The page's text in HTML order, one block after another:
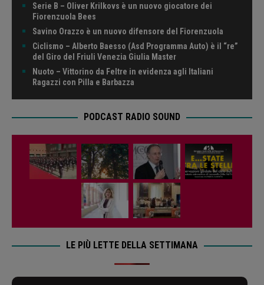
Serie B – Oliver Krilkovs è un nuovo giocatore dei
Fiorenzuola Bees
Savino Orazzo è un nuovo difensore del Fiorenzuola
Ciclismo – Alberto Baesso (Asd Programma Auto) è il “re”
del Giro del Friuli Venezia Giulia Master
Nuoto – Vittorino da Feltre in evidenza agli Italiani
Ragazzi con Pilla e Barbazza
PODCAST RADIO SOUND
LE PIÙ LETTE DELLA SETTIMANA